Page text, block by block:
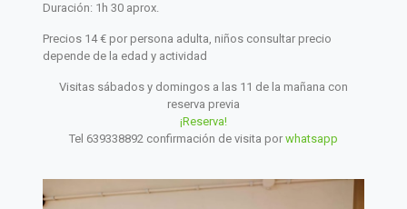
Duración: 1h 30 aprox.
Precios 14 € por persona adulta, niños consultar precio
depende de la edad y actividad
Visitas sábados y domingos a las 11 de la mañana con
reserva previa
¡Reserva!
Tel 639338892 confirmación de visita por whatsapp